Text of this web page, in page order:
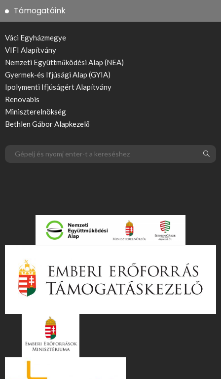
Támogatóink
Váci Egyházmegye
VIFI Alapítvány
Nemzeti Együttműködési Alap (NEA)
Gyermek-és Ifjúsági Alap (GYIA)
Ipolymenti Ifjúságért Alapítvány
Renovabis
Miniszterelnökség
Bethlen Gábor Alapkezelő